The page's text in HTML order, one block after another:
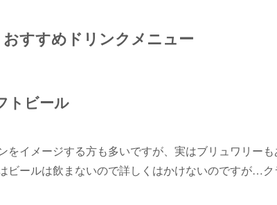
すすめドリンクメニュー
トビール
をイメージする方も多いですが、実はブリュワリー
ビールは飲まないので詳しくはかけないのですが…